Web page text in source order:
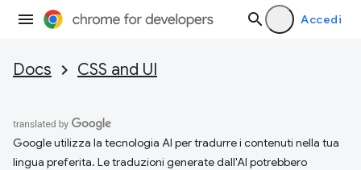
Accedi
Docs CSS and UI
Google utilizza la tecnologia AI per tradurre i contenuti nella tua
lingua preferita. Le traduzioni generate dall'AI potrebbero